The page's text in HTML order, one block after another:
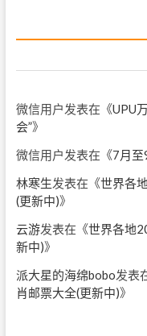
微信用户发表在《UPU
会”》
微信用户发表在《7月至
林寒生发表在《世界各
(更新中)》
云游发表在《世界各地
新中)》
派大星的海绵bobo发表
肖邮票大全(更新中)》